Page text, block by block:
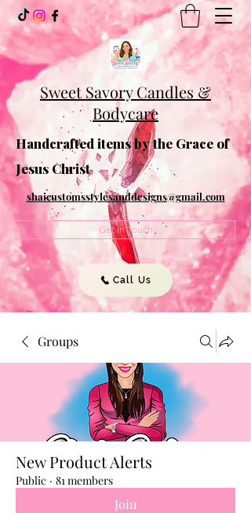
Sweet Savory Candles &
Bodycare
Handcrafted items by the Grace of
Jesus Christ
shaicustomsstylesanddesigns@gmail.com
Get In Touch
Call Us
Groups
New Product Alerts
Public · 81 members
Join